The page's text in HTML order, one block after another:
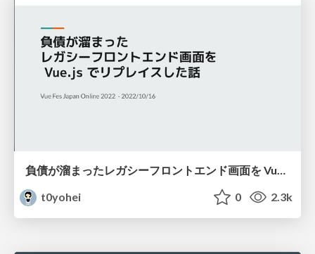
負債が溜まったレガシーフロントエンド画面を Vue.js でリプレイスした話
t0yohei
0 2.3k